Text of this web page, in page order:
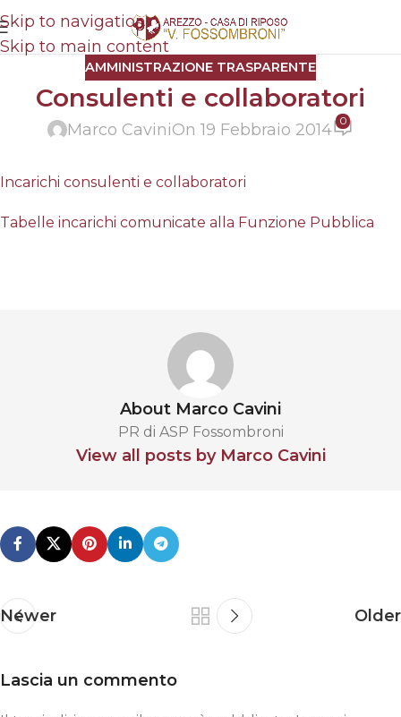
Skip to navigation
Skip to main content
AMMINISTRAZIONE TRASPARENTE
Consulenti e collaboratori
Marco CaviniOn 19 Febbraio 2014 0
Incarichi consulenti e collaboratori
Tabelle incarichi comunicate alla Funzione Pubblica
About Marco Cavini
PR di ASP Fossombroni
View all posts by Marco Cavini
Newer Older
Lascia un commento